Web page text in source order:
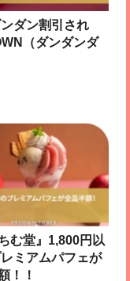
ダン割引され
（ダンダンダ
む堂』1,800円以
レミアムパフェが
！！